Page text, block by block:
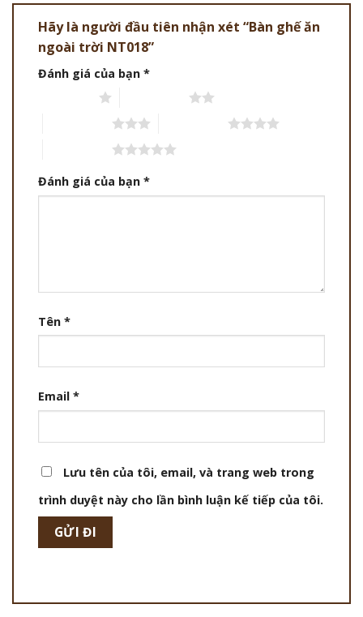
Hãy là người đầu tiên nhận xét “Bàn ghế ăn
ngoài trời NT018”
Đánh giá của bạn *
Đánh giá của bạn *
Tên *
Email *
Lưu tên của tôi, email, và trang web trong
trình duyệt này cho lần bình luận kế tiếp của tôi.